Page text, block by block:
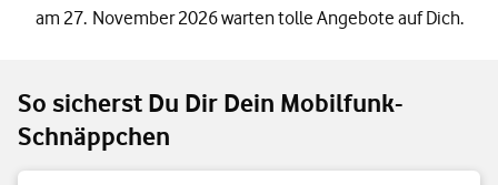
am 27. November 2026 warten tolle Angebote auf Dich.
So sicherst Du Dir Dein Mobilfunk-
Schnäppchen